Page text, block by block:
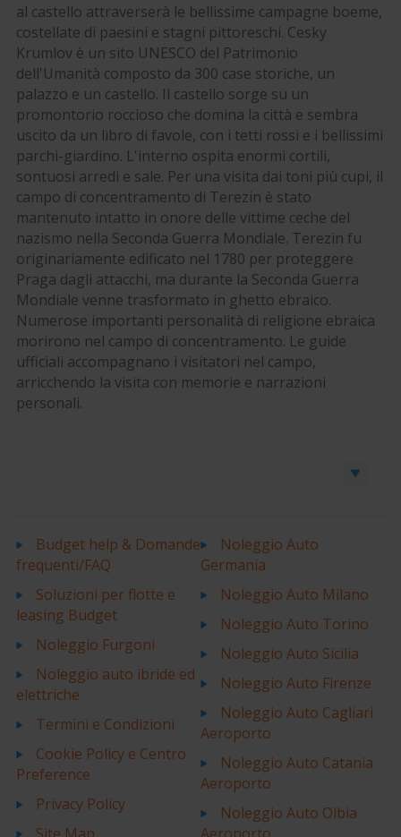
al castello attraverserà le bellissime campagne boeme,
costellate di paesini e stagni pittoreschi. Cesky
Krumlov è un sito UNESCO del Patrimonio
dell'Umanità composto da 300 case storiche, un
palazzo e un castello. Il castello sorge su un
promontorio roccioso che domina la città e sembra
uscito da un libro di favole, con i tetti rossi e i bellissimi
parchi-giardino. L'interno ospita enormi cortili,
sontuosi arredi e sale. Per una visita dai toni più cupi, il
campo di concentramento di Terezin è stato
mantenuto intatto in onore delle vittime ceche del
nazismo nella Seconda Guerra Mondiale. Terezin fu
originariamente edificato nel 1780 per proteggere
Praga dagli attacchi, ma durante la Seconda Guerra
Mondiale venne trasformato in ghetto ebraico.
Numerose importanti personalità di religione ebraica
morirono nel campo di concentramento. Le guide
ufficiali accompagnano i visitatori nel campo,
arricchendo la visita con memorie e narrazioni
personali.
Budget help & Domande
frequenti/FAQ
Soluzioni per flotte e
leasing Budget
Noleggio Furgoni
Noleggio auto ibride ed
elettriche
Termini e Condizioni
Cookie Policy e Centro
Preference
Privacy Policy
Noleggio Auto
Germania
Noleggio Auto Milano
Noleggio Auto Torino
Noleggio Auto Sicilia
Noleggio Auto Firenze
Noleggio Auto Cagliari
Aeroporto
Noleggio Auto Catania
Aeroporto
Noleggio Auto Olbia